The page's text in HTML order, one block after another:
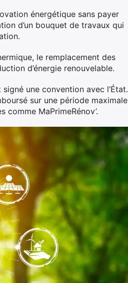
énergétique sans payer
d’un bouquet de travaux qui
le remplacement des
d’énergie renouvelable.
une convention avec l’État.
sur une période maximale
comme MaPrimeRénov’.